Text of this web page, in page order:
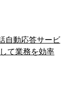
自動応答サービ
て業務を効率